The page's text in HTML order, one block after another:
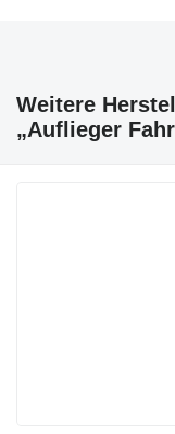
Weitere
„Auflieger